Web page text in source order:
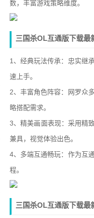
数，丰富游戏策略维度。
三国杀OL互通版下载最
1、经典玩法传承：忠实继
速上手。
2、丰富角色阵容：网罗众
略搭配需求。
3、精美画面表现：采用精
兼具，视觉体验出色。
4、多端互通畅玩：作为互
程。
三国杀OL互通版下载最